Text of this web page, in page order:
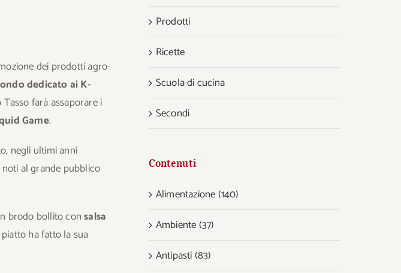
dei prodotti agro-
dedicato ai K-
farà assaporare i
Game.
negli ultimi anni
al grande pubblico
brodo bollito consalsa
ha fatto la sua
Prodotti
Ricette
Scuola di cucina
Secondi
Contenuti
Alimentazione (140)
Ambiente (37)
Antipasti (83)